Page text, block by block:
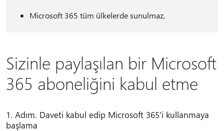
Microsoft 365 tüm ülkelerde sunulmaz.
Sizinle paylaşılan bir Microsoft
365 aboneliğini kabul etme
1. Adım. Daveti kabul edip Microsoft 365'i kullanmaya
başlama